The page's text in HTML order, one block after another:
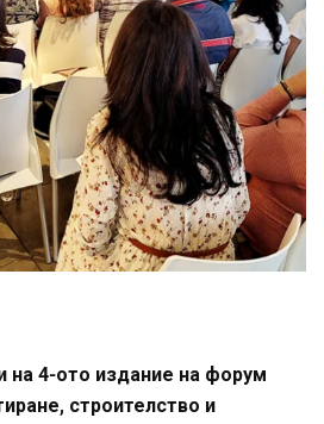
на 4-ото издание на форум
строителство и